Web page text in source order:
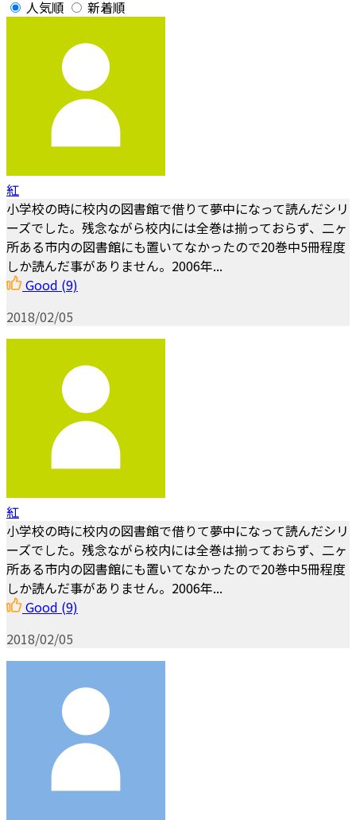
人気順 新着順
紅
小学校の時に校内の図書館で借りて夢中になって読んだシリ
ーズでした。残念ながら校内には全巻は揃っておらず、二ヶ
所ある市内の図書館にも置いてなかったので20巻中5冊程度
しか読んだ事がありません。2006年...
Good (9)
2018/02/05
紅
小学校の時に校内の図書館で借りて夢中になって読んだシリ
ーズでした。残念ながら校内には全巻は揃っておらず、二ヶ
所ある市内の図書館にも置いてなかったので20巻中5冊程度
しか読んだ事がありません。2006年...
Good (9)
2018/02/05